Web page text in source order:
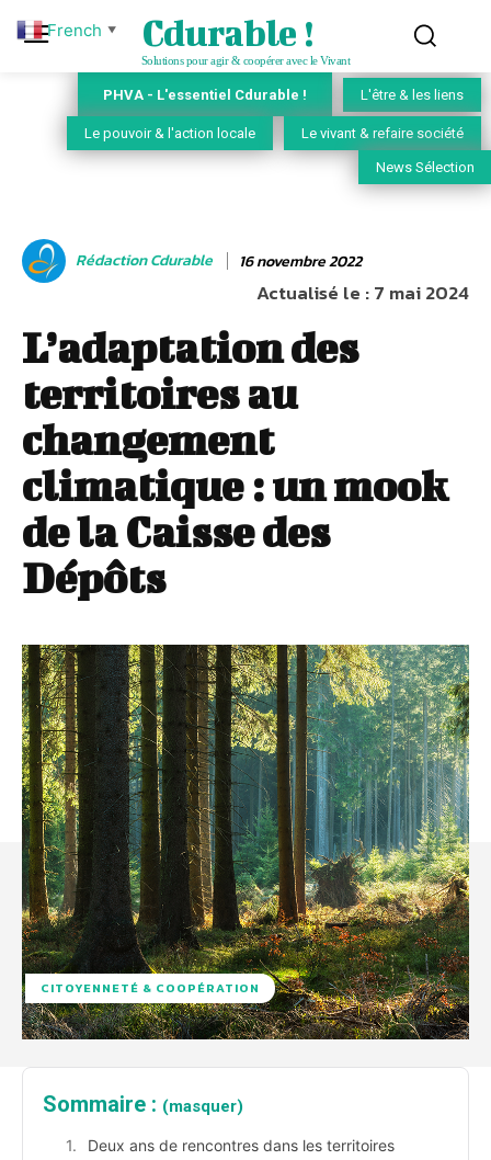
Cdurable !
Solutions pour agir & coopérer avec le Vivant
PHVA - L'essentiel Cdurable ! L'être & les liens
Le pouvoir & l'action locale Le vivant & refaire société
News Sélection
Rédaction Cdurable 16 novembre 2022
Actualisé le :7 mai 2024
L’adaptation des
territoires au
changement
climatique : un mook
de la Caisse des
Dépôts
CITOYENNETÉ & COOPÉRATION
Sommaire : (masquer)
Deux ans de rencontres dans les territoires
French ▼